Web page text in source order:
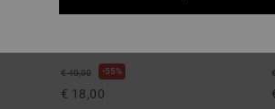
€ 40,00 55%
€ 18,00